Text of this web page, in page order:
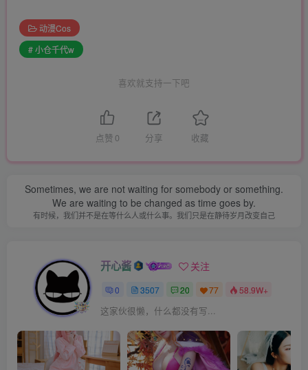
动漫Cos
# 小仓千代w
喜欢就支持一下吧
点赞 0 分享 收藏
Sometimes, we are not waiting for somebody or something.
We are waiting to be changed as time goes by.
有时候，我们并不是在等什么人或什么事。我们只是在静待岁月改变自己
开心酱 关注
0 3507 20 77 58.9W+
这家伙很懒，什么都没有写...